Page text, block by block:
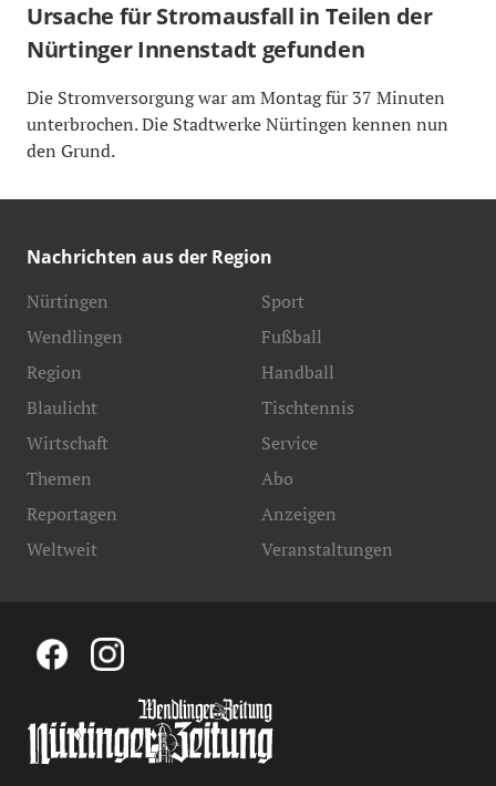
Ursache für Stromausfall in Teilen der
Nürtinger Innenstadt gefunden
Die Stromversorgung war am Montag für 37 Minuten
unterbrochen. Die Stadtwerke Nürtingen kennen nun
den Grund.
Nachrichten aus der Region
Nürtingen
Wendlingen
Region
Blaulicht
Sport
Fußball
Handball
Tischtennis
Wirtschaft
Themen
Reportagen
Weltweit
Service
Abo
Anzeigen
Veranstaltungen